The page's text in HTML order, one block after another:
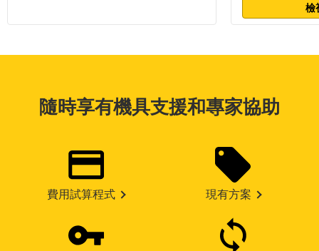
檢
隨時享有機具支援和專家協助
費用試算程式 現有方案